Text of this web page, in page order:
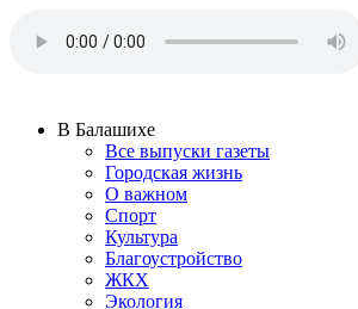
В Балашихе
Все выпуски газеты
Городская жизнь
О важном
Спорт
Культура
Благоустройство
ЖКХ
Экология